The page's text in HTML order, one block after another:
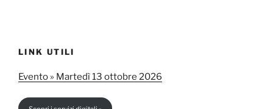
LINK UTILI
Evento » Martedì 13 ottobre 2026